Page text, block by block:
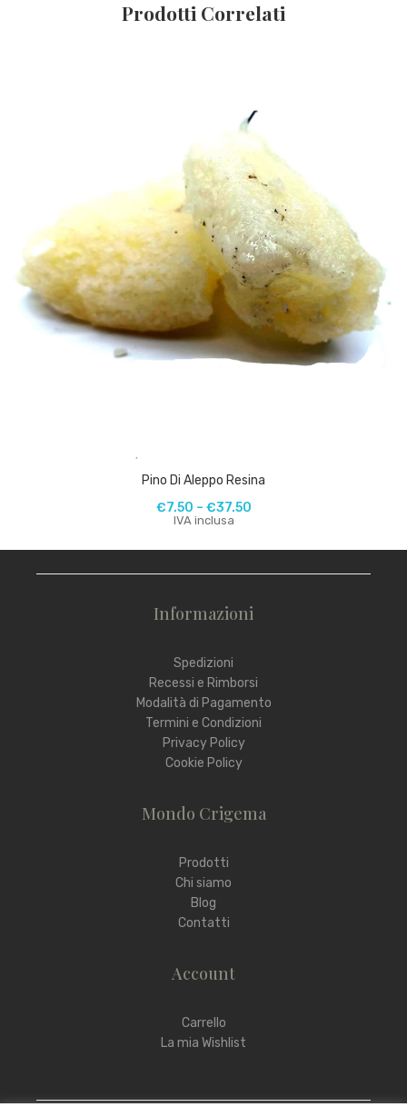
Prodotti Correlati
,
Pino Di Aleppo Resina
€7.50 – €37.50
IVA inclusa
Informazioni
Spedizioni
Recessi e Rimborsi
Modalità di Pagamento
Termini e Condizioni
Privacy Policy
Cookie Policy
Mondo Crigema
Prodotti
Chi siamo
Blog
Contatti
Account
Carrello
La mia Wishlist